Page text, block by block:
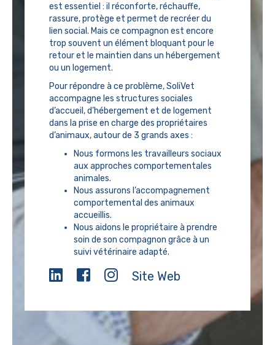
est essentiel : il réconforte, réchauffe,
rassure, protège et permet de recréer du
lien social. Mais ce compagnon est encore
trop souvent un élément bloquant pour le
retour et le maintien dans un hébergement
ou un logement.
Pour répondre à ce problème, SoliVet
accompagne les structures sociales
d’accueil, d’hébergement et de logement
dans la prise en charge des propriétaires
d’animaux, autour de 3 grands axes :
Nous formons les travailleurs sociaux
aux approches comportementales
animales.
Nous assurons l’accompagnement
comportemental des animaux
accueillis.
Nous aidons le propriétaire à prendre
soin de son compagnon grâce à un
suivi vétérinaire adapté.
Site Web